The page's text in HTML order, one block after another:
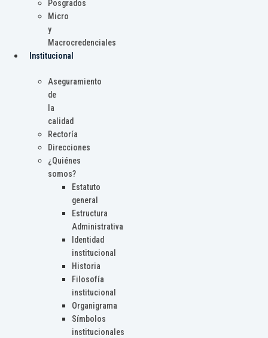
Posgrados
Micro
y
Macrocredenciales
Institucional
Aseguramiento
de
la
calidad
Rectoría
Direcciones
¿Quiénes
somos?
Estatuto
general
Estructura
Administrativa
Identidad
institucional
Historia
Filosofía
institucional
Organigrama
Símbolos
institucionales